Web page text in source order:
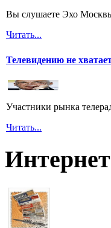
Вы слушаете Эхо
Читать...
Телевидению не
Участники рынка
Читать...